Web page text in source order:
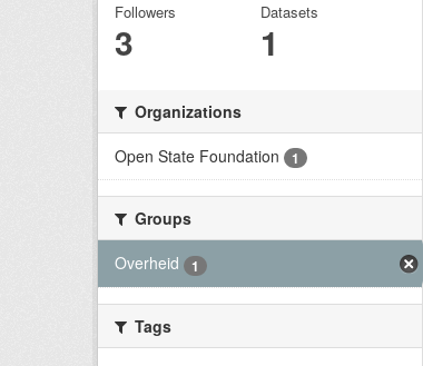
Followers
3
Datasets
1
Organizations
Open State Foundation
1
Groups
Overheid
1
Tags